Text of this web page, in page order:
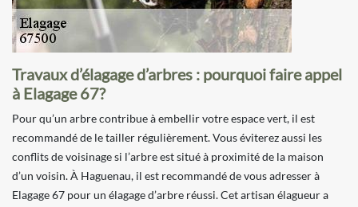
Travaux d’élagage d’arbres : pourquoi faire appel
à Elagage 67?
Pour qu’un arbre contribue à embellir votre espace vert, il est
recommandé de le tailler régulièrement. Vous éviterez aussi les
conflits de voisinage si l’arbre est situé à proximité de la maison
d’un voisin. À Haguenau, il est recommandé de vous adresser à
Elagage 67 pour un élagage d’arbre réussi. Cet artisan élagueur a